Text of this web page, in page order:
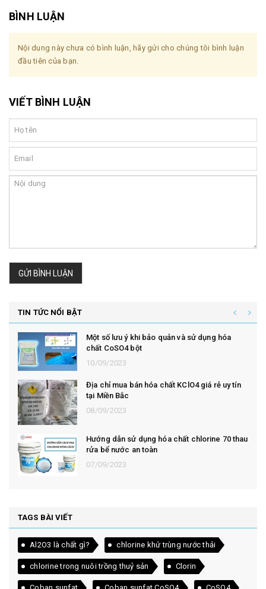
BÌNH LUẬN
Nội dung này chưa có bình luận, hãy gửi cho chúng tôi bình luận
đầu tiên của bạn.
VIẾT BÌNH LUẬN
GỬI BÌNH LUẬN
TIN TỨC NỔI BẬT
Một số lưu ý khi bảo quản và sử dụng hóa
chất CoSO4 bột
10/09/2023
Địa chỉ mua bán hóa chất KClO4 giá rẻ uy tín
tại Miền Bắc
08/09/2023
Hướng dẫn sử dụng hóa chất chlorine 70 thau
rửa bể nước an toàn
07/09/2023
TAGS BÀI VIẾT
Al2O3 là chất gì? chlorine khử trùng nước thải
chlorine trong nuôi trồng thuỷ sản Clorin